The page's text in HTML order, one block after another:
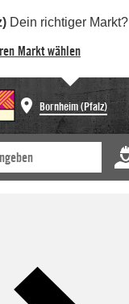
Dein richtiger Markt?
Markt wählen
Bornheim (Pfalz)